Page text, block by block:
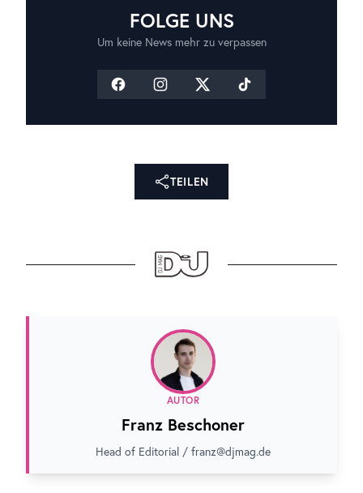
FOLGE UNS
Um keine News mehr zu verpassen
TEILEN
AUTOR
Franz Beschoner
Head of Editorial / franz@djmag.de